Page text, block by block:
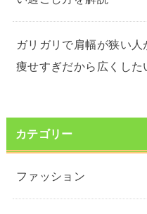
ガリガリで肩幅が狭い人
痩せすぎだから広くした
カテゴリー
ファッション